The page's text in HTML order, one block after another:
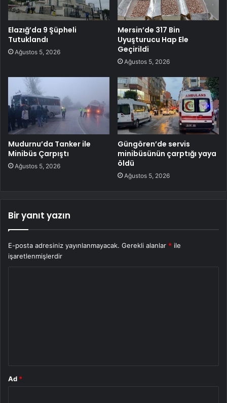
Elazığ’da 9 Şüpheli
Tutuklandı
Ağustos 5, 2026
Mersin’de 317 Bin
Uyuşturucu Hap Ele
Geçirildi
Ağustos 5, 2026
Mudurnu’da Tanker ile
Minibüs Çarpıştı
Ağustos 5, 2026
Güngören’de servis
minibüsünün çarptığı yaya
öldü
Ağustos 5, 2026
Bir yanıt yazın
E-posta adresiniz yayınlanmayacak. Gerekli alanlar * ile
işaretlenmişlerdir
Ad *